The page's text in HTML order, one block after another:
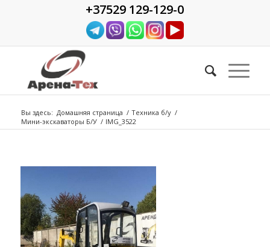
+37529 129-129-0
Вы здесь: Домашняя страница / Техника б/у /
Мини-экскаваторы Б/У / IMG_3522